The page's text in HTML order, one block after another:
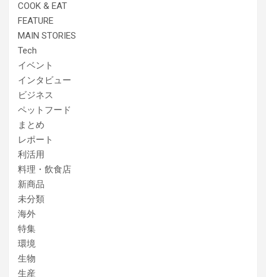
COOK & EAT
FEATURE
MAIN STORIES
Tech
イベント
インタビュー
ビジネス
ペットフード
まとめ
レポート
利活用
料理・飲食店
新商品
未分類
海外
特集
環境
生物
生産